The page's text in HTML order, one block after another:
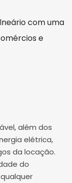
com uma
e
além dos
elétrica,
da locação.
do